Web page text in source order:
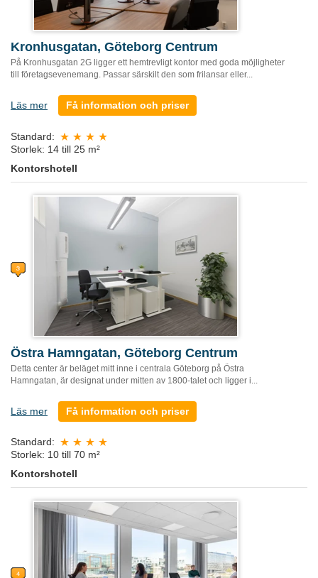
Kronhusgatan, Göteborg Centrum
På Kronhusgatan 2G ligger ett hemtrevligt kontor med goda möjligheter
till företagsevenemang. Passar särskilt den som frilansar eller...
Läs mer Få information och priser
Standard:
Storlek: 14 till 25 m²
Kontorshotell
Östra Hamngatan, Göteborg Centrum
Detta center är beläget mitt inne i centrala Göteborg på Östra
Hamngatan, är designat under mitten av 1800-talet och ligger i...
Läs mer Få information och priser
Standard:
Storlek: 10 till 70 m²
Kontorshotell